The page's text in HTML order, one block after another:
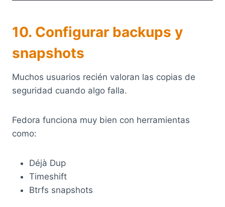
10. Configurar backups y
snapshots
Muchos usuarios recién valoran las copias de
seguridad cuando algo falla.
Fedora funciona muy bien con herramientas
como:
Déjà Dup
Timeshift
Btrfs snapshots